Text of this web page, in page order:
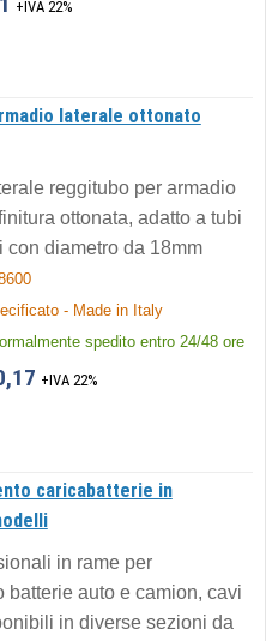
+IVA 22%
laterale ottonato
reggitubo per armadio
ottonata, adatto a tubi
con diametro da 18mm
- Made in Italy
spedito entro 24/48 ore
+IVA 22%
caricabatterie in
in rame per
batterie auto e camion, cavi
in diverse sezioni da